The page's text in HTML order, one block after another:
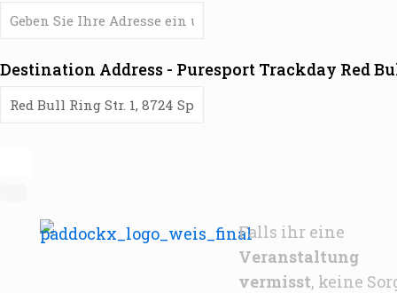
Destination Address - Puresport Trackday Red
Falls ihr eine
Veranstaltung
vermisst, keine